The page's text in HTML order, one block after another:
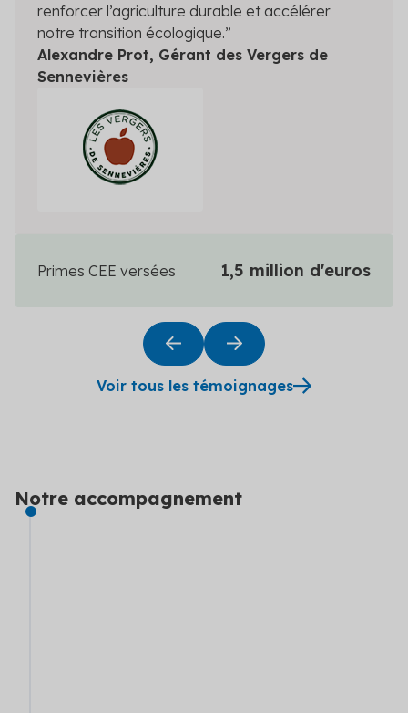
renforcer l’agriculture durable et accélérer
notre transition écologique.”
Alexandre Prot, Gérant des Vergers de
Sennevières
Primes CEE versées 1,5 million d'euros
Voir tous les témoignages
Notre accompagnement